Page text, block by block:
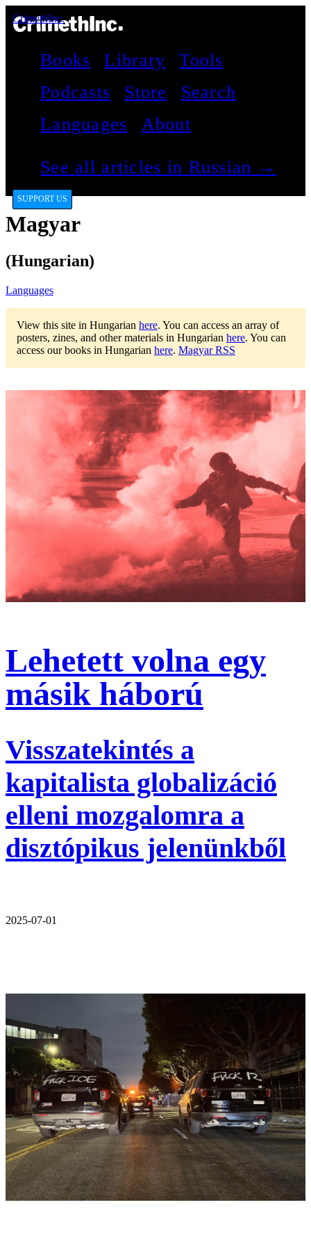
CrimethInc.
Books Library
Tools
Podcasts
Store
Search
Languages
About
See all articles in Russian →
SUPPORT US
Magyar
(Hungarian)
Languages
View this site in Hungarian here. You can access an array of
posters, zines, and other materials in Hungarian here. You can
access our books in Hungarian here. Magyar RSS
Lehetett volna egy
másik háború
Visszatekintés a
kapitalista globalizáció
elleni mozgalomra a
disztópikus jelenünkből
2025-07-01